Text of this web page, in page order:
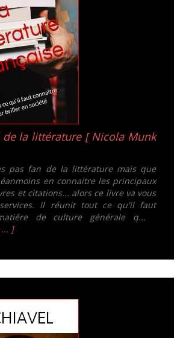
de la littérature [ Nicola Munk
pas fan de la littérature mais que
en connaitre les principaux
et citations... alors ce livre va vous
Il réunit tout ce qu'il faut
de culture générale q...
]